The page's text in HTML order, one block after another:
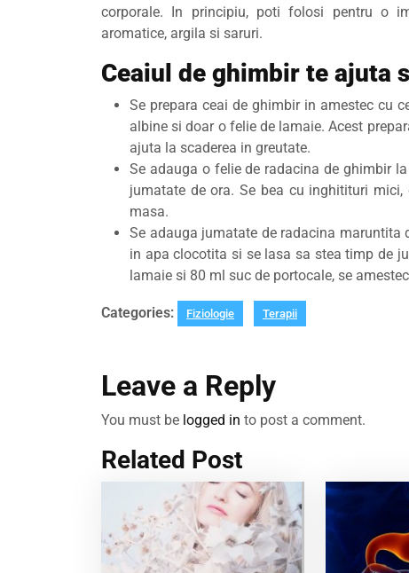
corporale. In principiu, poti folosi pentru o
aromatice, argila si saruri.
Ceaiul de ghimbir te ajuta
Se prepara ceai de ghimbir in amestec cu
albine si doar o felie de lamaie. Acest
ajuta la scaderea in greutate.
Se adauga o felie de radacina de ghimbir
jumatate de ora. Se bea cu inghitituri
masa.
Se adauga jumatate de radacina maruntita
in apa clocotita si se lasa sa stea timp de
lamaie si 80 ml suc de portocale, se
Categories: Fiziologie Terapii
Leave a Reply
You must be logged in to post a comment.
Related Post